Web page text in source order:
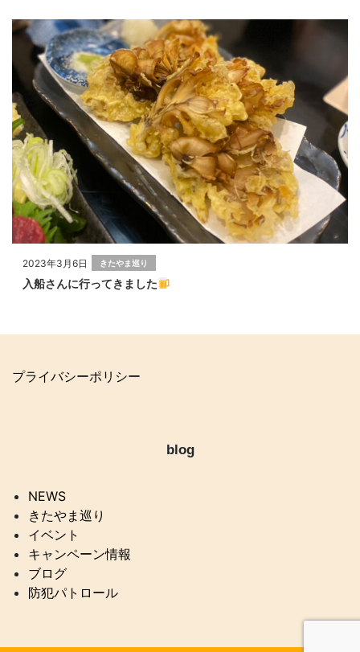
2023年3月6日 きたやま巡り
入船さんに行ってきました
プライバシーポリシー
blog
NEWS
きたやま巡り
イベント
キャンペーン情報
ブログ
防犯パトロール